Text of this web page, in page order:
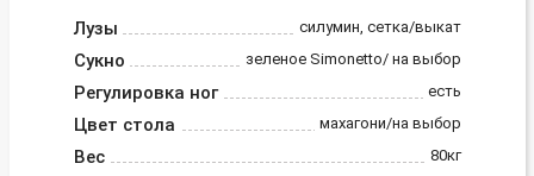
Лузы силумин, сетка/выкат
Сукно зеленое Simonetto/ на выбор
Регулировка ног есть
Цвет стола махагони/на выбор
Вес 80кг